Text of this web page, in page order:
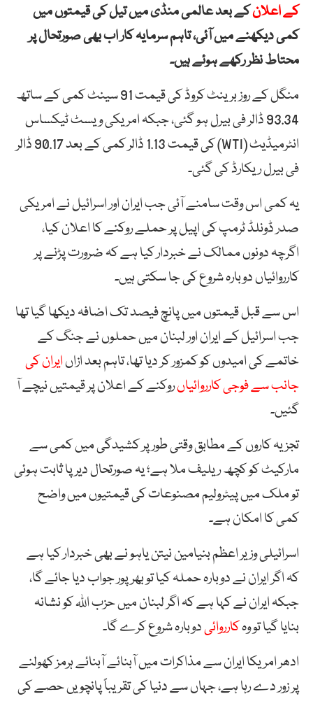
کے اعلانکے بعد عالمی منڈی میں تیل کی قیمتوں میں
کمی دیکھنے میں آئی، تاہم سرمایہ کار اب بھی صورتحال پر
محتاط نظر رکھے ہوئے ہیں۔
منگل کے روز برینٹ کروڈ کی قیمت 91 سینٹ کمی کے ساتھ
93.34 ڈالر فی بیرل ہو گئی، جبکہ امریکی ویسٹ ٹیکساس
انٹرمیڈیٹ (WTI) کی قیمت 1.13 ڈالر کمی کے بعد 90.17 ڈالر
فی بیرل ریکارڈ کی گئی۔
یہ کمی اس وقت سامنے آئی جب ایران اور اسرائیل نے امریکی
صدر ڈونلڈ ٹرمپ کی اپیل پر حملے روکنے کا اعلان کیا،
اگرچہ دونوں ممالک نے خبردار کیا ہے کہ ضرورت پڑنے پر
کارروائیاں دوبارہ شروع کی جا سکتی ہیں۔
اس سے قبل قیمتوں میں پانچ فیصد تک اضافہ دیکھا گیا تھا
جب اسرائیل کے ایران اور لبنان میں حملوں نے جنگ کے
خاتمے کی امیدوں کو کمزور کر دیا تھا، تاہم بعد ازاںایران کی
جانب سے فوجی کارروائیاںروکنے کے اعلان پر قیمتیں نیچے آ
گئیں۔
تجزیہ کاروں کے مطابق وقتی طور پر کشیدگی میں کمی سے
مارکیٹ کو کچھ ریلیف ملا ہے؛ یہ صورتحال دیرپا ثابت ہوئی
تو ملک میں پیٹرولیم مصنوعات کی قیمتیوں میں واضح
کمی کا امکان ہے۔
اسرائیلی وزیر اعظم بنیامین نیتن یاہو نے بھی خبردار کیا ہے
کہ اگر ایران نے دوبارہ حملہ کیا تو بھرپور جواب دیا جائے گا،
جبکہ ایران نے کہا ہے کہ اگر لبنان میں حزب اللہ کو نشانہ
بنایا گیا تو وہکارروائیدوبارہ شروع کرے گا۔
ادھر امریکا ایران سے مذاکرات میں آبنائے آبنائے ہرمز کھولنے
پر زور دے رہا ہے، جہاں سے دنیا کی تقریباً پانچویں حصے کی